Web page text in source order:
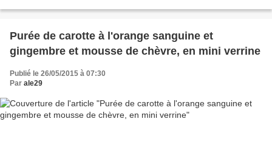
Purée de carotte à l'orange sanguine et
gingembre et mousse de chèvre, en mini verrine
Publié le 26/05/2015 à 07:30
Par ale29